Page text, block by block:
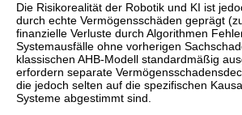
Die Risikorealität der Robotik und KI ist
durch echte Vermögensschäden geprägt
finanzielle Verluste durch Algorithmen
Systemausfälle ohne vorherigen
klassischen AHB-Modell standardmäßig
erfordern separate
die jedoch selten auf die spezifischen
Systeme abgestimmt sind.